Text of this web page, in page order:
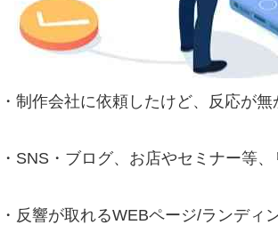
・制作会社に依頼したけど、反応が無
・SNS・ブログ、お店やセミナー等
・反響が取れるWEBページ/ランディ